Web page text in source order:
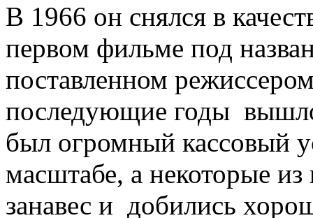
В 1966 он снялся в
первом фильме под
поставленном
последующие годы
был огромный кассовый
масштабе, а некоторые
занавес и добились